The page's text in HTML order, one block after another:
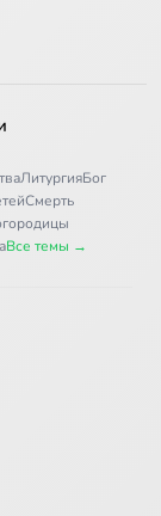
ЛитургияБог
Смерть
Все темы →